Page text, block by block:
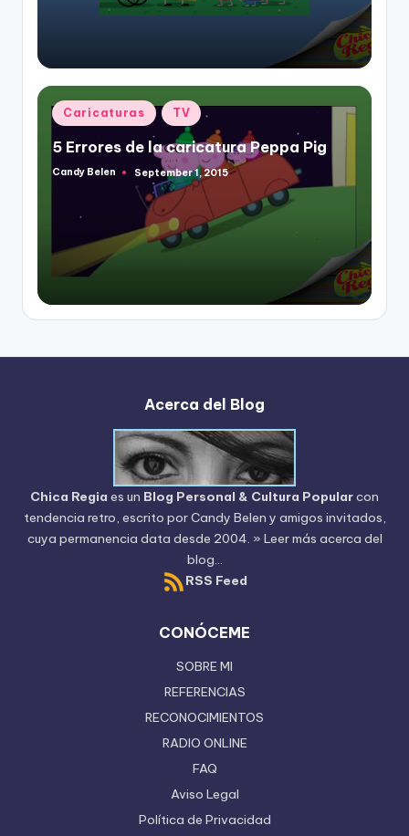
Posted
in
Caricaturas TV
5 Errores de la caricatura Peppa Pig
Posted
Candy Belen September 1, 2015
Acerca del Blog
Chica Regia es un Blog Personal & Cultura Popularcon
tendencia retro, escrito porCandy Belen y amigos invitados,
cuya permanencia data desde 2004. » Leer más acerca del
blog...
RSS Feed
CONÓCEME
SOBRE MI
REFERENCIAS
RECONOCIMIENTOS
RADIO ONLINE
FAQ
Aviso Legal
Política de Privacidad